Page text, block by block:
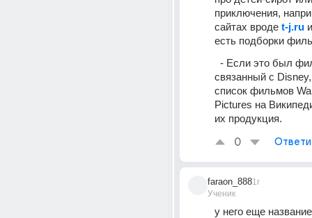
приключения,
сайтах вроде t-j.ru
есть подборки
связанный с
список фильмов
Pictures на
их продукция.
0
faraon_888
Ученик
1г
у него еще